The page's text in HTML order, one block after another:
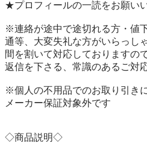
★プロフィールの一読をお願い
※連絡が途中で途切れる方・値
通等、大変失礼な方がいらっし
間を割いて対応しておりますの
返信を下さる、常識のあるご対
※個人の不用品でのお取り引き
メーカー保証対象外です
◇商品説明◇